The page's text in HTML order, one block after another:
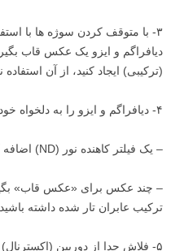
۳- با متوقف کردن سوژه ها با
دیافراگم و ایزو یک عکس قاب
(ترکیبی) ایجاد کنید، از آن استفاده
۴- دیافراگم و ایزو را به دلخواه خود تنظیم کنید
– یک فیلتر کاهنده نور (ND) اضافه کنید (در صورت نیاز)
– چند عکس برای «عکس قاب»
ترکیب عابران تار شده داشته